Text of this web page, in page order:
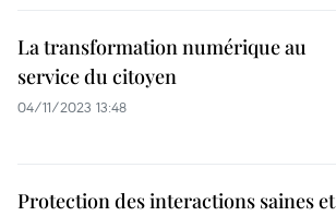
La transformation numérique au
service du citoyen
04/11/2023 13:48
Protection des interactions saines et